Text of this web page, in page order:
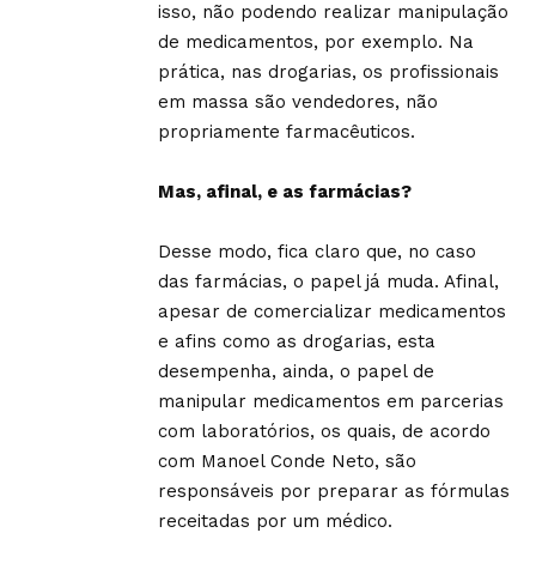
isso, não podendo realizar manipulação
de medicamentos, por exemplo. Na
prática, nas drogarias, os profissionais
em massa são vendedores, não
propriamente farmacêuticos.
Mas, afinal, e as farmácias?
Desse modo, fica claro que, no caso
das farmácias, o papel já muda. Afinal,
apesar de comercializar medicamentos
e afins como as drogarias, esta
desempenha, ainda, o papel de
manipular medicamentos em parcerias
com laboratórios, os quais, de acordo
com Manoel Conde Neto, são
responsáveis por preparar as fórmulas
receitadas por um médico.